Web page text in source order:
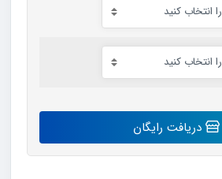
دریافت رایگان